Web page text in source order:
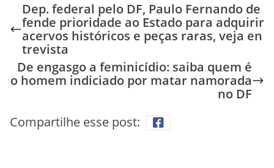
Dep. federal pelo DF, Paulo Fernando de
fende prioridade ao Estado para adquirir
acervos históricos e peças raras, veja en
trevista
De engasgo a feminicídio: saiba quem é
o homem indiciado por matar namorada
no DF
Compartilhe esse post: